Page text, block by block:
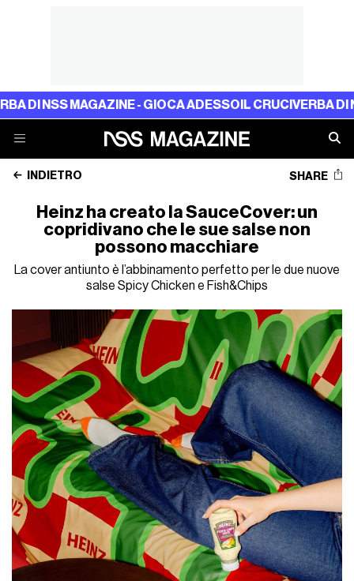
MAGAZINE - GIOCA ADESSOIL CRUCIVERBA DI NSS
INDIETRO SHARE
Heinz ha creato la SauceCover: un
copridivano che le sue salse non
possono macchiare
La cover antiunto è l’abbinamento perfetto per le due nuove
salse Spicy Chicken e Fish&Chips